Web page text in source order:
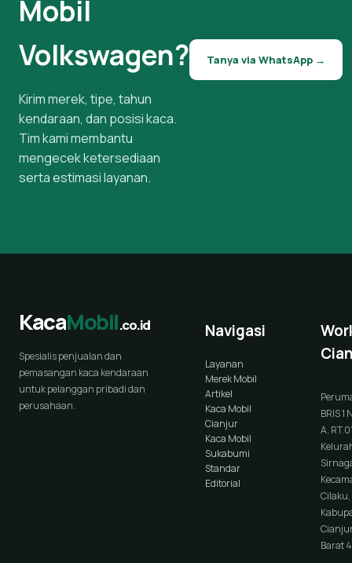
Mobil
Volkswagen?
Kirim merek, tipe, tahun
kendaraan, dan posisi kaca.
Tim kami membantu
mengecek ketersediaan
serta estimasi layanan.
Tanya via WhatsApp →
KacaMobil.co.id
Spesialis penjualan dan
pemasangan kaca kendaraan
untuk pelanggan pribadi dan
perusahaan.
Navigasi
Layanan
Merek Mobil
Artikel
Kaca Mobil
Cianjur
Kaca Mobil
Sukabumi
Standar
Editorial
BRIS 1
A,
Cilaku,
Barat